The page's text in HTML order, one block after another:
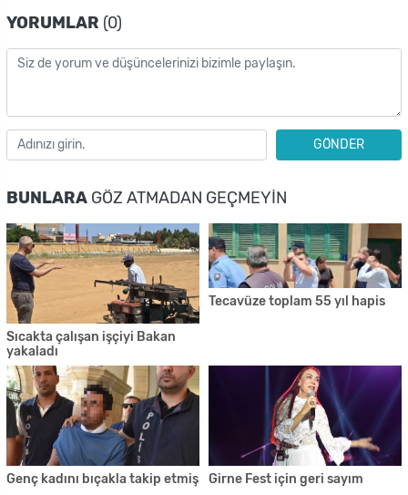
YORUMLAR (0)
GÖNDER
BUNLARA GÖZ ATMADAN GEÇMEYIN
Sıcakta çalışan işçiyi Bakan
yakaladı
Tecavüze toplam 55 yıl hapis
Genç kadını bıçakla takip etmiş Girne Fest için geri sayım